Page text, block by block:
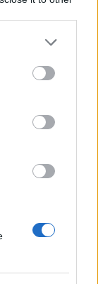
força
també